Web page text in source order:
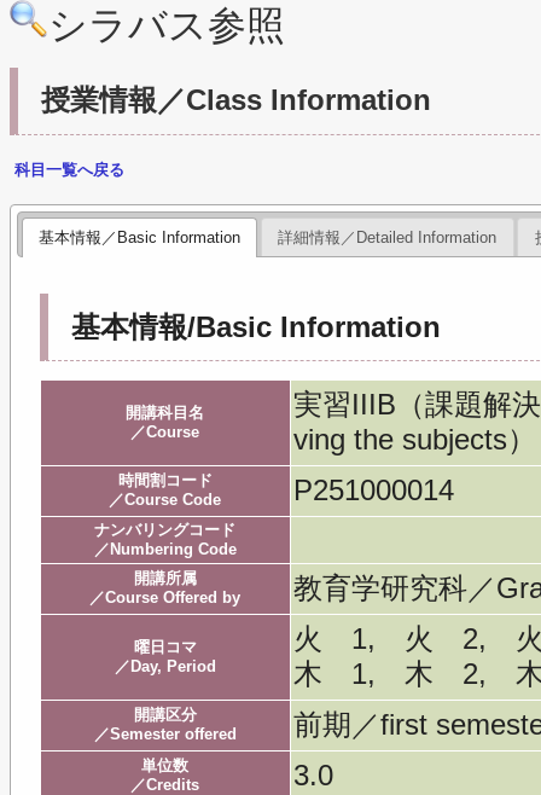
シラバス参照
授業情報／Class Information
科目一覧へ戻る
基本情報／Basic Information 詳細情報／Detailed Information
基本情報/Basic Information
開講科目名
／Course
実習IIIB（課題解
ving the subjects）
時間割コード
／Course Code
P251000014
ナンバリングコード
／Numbering Code
開講所属
／Course Offered by
教育学研究科／
曜日コマ
／Day, Period
火 1, 火 2,
木 1, 木 2,
開講区分
／Semester offered
前期／first
単位数
／Credits
3.0